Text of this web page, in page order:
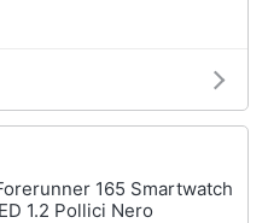
165 Smartwatch
1.2 Pollici Nero